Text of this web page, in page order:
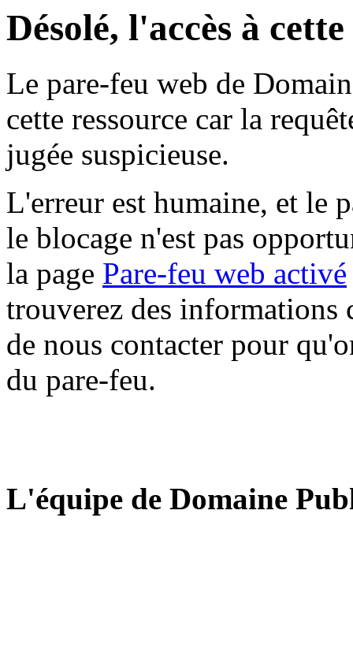
Désolé, l'accès à
Le pare-feu web de
cette ressource car la
jugée suspicieuse.
L'erreur est humaine, et le
le blocage n'est pas
la page Pare-feu web activé
trouverez des informations
de nous contacter pour
du pare-feu.
L'équipe de Domaine